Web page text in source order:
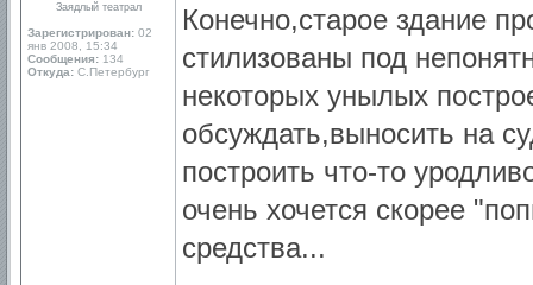
Заядлый театрал
Зарегистрирован: 02
янв 2008, 15:34
Сообщения: 134
Откуда: С.Петербург
Конечно,старое здание
стилизованы под
некоторых унылых
обсуждать,выносить на
построить что-то
очень хочется скорее
средства...